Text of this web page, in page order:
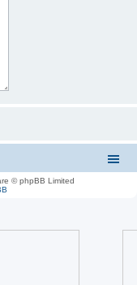
© phpBB Limited